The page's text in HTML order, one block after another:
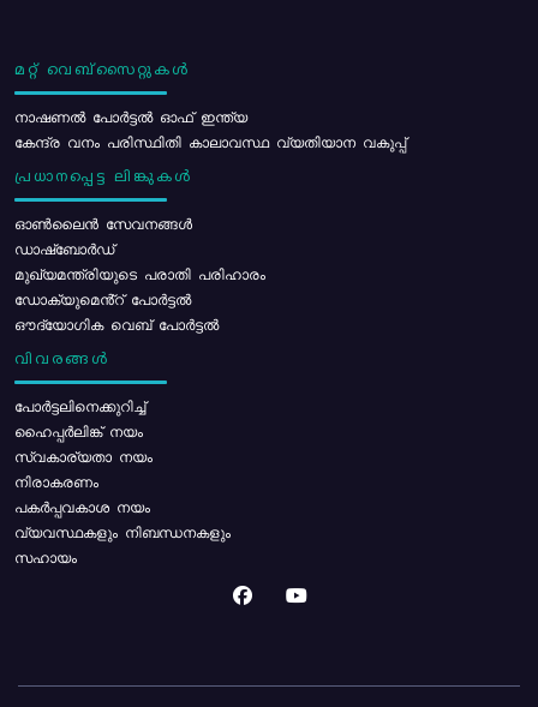
മറ്റ് വെബ്സൈറ്റുകൾ
നാഷണൽ പോർട്ടൽ ഓഫ് ഇന്ത്യ
കേന്ദ്ര വനം പരിസ്ഥിതി കാലാവസ്ഥ വ്യതിയാന വകുപ്പ്
പ്രധാനപ്പെട്ട ലിങ്കുകൾ
ഓൺലൈൻ സേവനങ്ങൾ
ഡാഷ്ബോർഡ്
മുഖ്യമന്ത്രിയുടെ പരാതി പരിഹാരം
ഡോക്യുമെൻ്റ് പോർട്ടൽ
ഔദ്യോഗിക വെബ് പോർട്ടൽ
വിവരങ്ങൾ
പോര്‍ട്ടലിനെക്കുറിച്ച്
ഹൈപ്പർലിങ്ക് നയം
സ്വകാര്യതാ നയം
നിരാകരണം
പകർപ്പവകാശ നയം
വ്യവസ്ഥകളും നിബന്ധനകളും
സഹായം